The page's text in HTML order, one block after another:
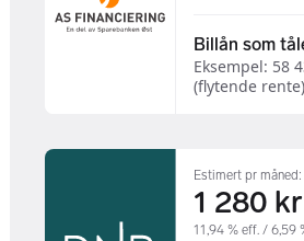
Billån som
Eksempel: 58
(flytende
Estimert pr måned:
1 280 kr
11,94 % eff. / 6,59